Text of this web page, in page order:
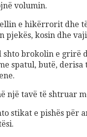
volumin.
e hikërrorit dhe
pjekës, kosin dhe
shto brokolin e grirë
spatul, butë, derisa
një tavë të shtruar
stikat e pishës për